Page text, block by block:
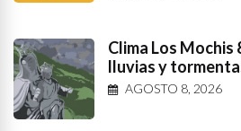
Clima Los
lluvias y
AGOSTO 8, 2026